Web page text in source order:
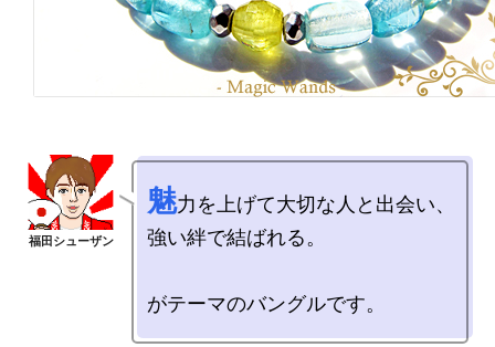
魅力を上げて大切な人と出会い、
強い絆で結ばれる。